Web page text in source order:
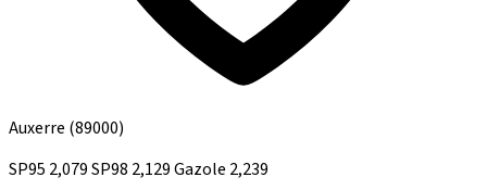
Auxerre (89000)
SP95 2,079SP98 2,129Gazole 2,239